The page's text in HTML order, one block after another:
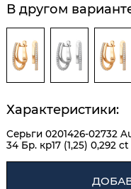
В другом
Характеристики:
Серьги 0201426-02732
34 Бр. кр17 (1,25) 0,292